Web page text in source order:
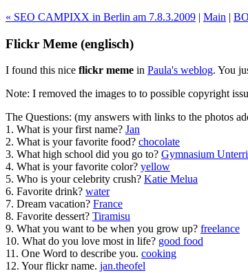
« SEO CAMPIXX in Berlin am 7.8.3.2009 | Main |
Flickr Meme (englisch)
I found this nice flickr meme in Paula's weblog. You
Note: I removed the images to to possible copyright
The Questions: (my answers with links to the photos
1. What is your first name? Jan
2. What is your favorite food? chocolate
3. What high school did you go to? Gymnasium
4. What is your favorite color? yellow
5. Who is your celebrity crush? Katie Melua
6. Favorite drink? water
7. Dream vacation? France
8. Favorite dessert? Tiramisu
9. What you want to be when you grow up? freelance
10. What do you love most in life? good food
11. One Word to describe you. cooking
12. Your flickr name. jan.theofel